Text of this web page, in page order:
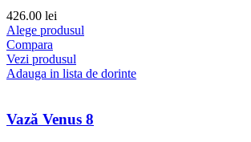
426.00 lei
Alege produsul
Compara
Vezi produsul
Adauga in lista de dorinte
Vază Venus 8